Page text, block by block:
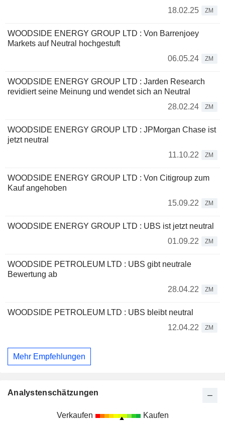
18.02.25
ZM
WOODSIDE ENERGY GROUP LTD : Von Barrenjoey
Markets auf Neutral hochgestuft
06.05.24
ZM
WOODSIDE ENERGY GROUP LTD : Jarden Research
revidiert seine Meinung und wendet sich an Neutral
28.02.24
ZM
WOODSIDE ENERGY GROUP LTD : JPMorgan Chase ist
jetzt neutral
11.10.22
ZM
WOODSIDE ENERGY GROUP LTD : Von Citigroup zum
Kauf angehoben
15.09.22
ZM
WOODSIDE ENERGY GROUP LTD : UBS ist jetzt neutral
01.09.22
ZM
WOODSIDE PETROLEUM LTD : UBS gibt neutrale
Bewertung ab
28.04.22
ZM
WOODSIDE PETROLEUM LTD : UBS bleibt neutral
12.04.22
ZM
Mehr Empfehlungen
Analystenschätzungen
Verkaufen Kaufen